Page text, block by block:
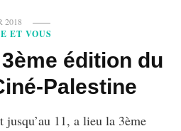
2018
ET VOUS
édition du
Palestine
11, a lieu la 3ème